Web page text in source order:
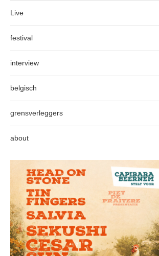
Live
festival
interview
belgisch
grensverleggers
about